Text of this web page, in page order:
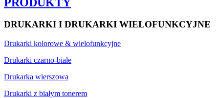
DRUKARKI I DRUKARKI WIELOFUNKCYJNE
Drukarki kolorowe & wielofunkcyjne
Drukarki czarno-białe
Drukarka wierszowa
Drukarki z białym tonerem